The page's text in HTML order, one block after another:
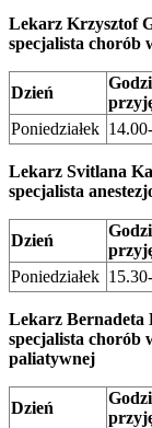
Lekarz Krzysztof
specjalista chorób
Dzień
Poniedziałek
Lekarz Svitlana
specjalista
Dzień
Poniedziałek
Lekarz Bernadeta
specjalista chorób
paliatywnej
Dzień